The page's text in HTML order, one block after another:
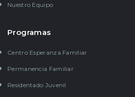
Nuestro Equipo
Programas
Centro Esperanza Familiar
Permanencia Familiar
Residentado Juvenil